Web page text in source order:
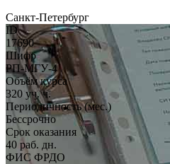
Санкт-Петербург
ID
17690
Шифр
РП-МГУ-4
Объём курса
320 уч. ч.
Периодичность (мес.)
Бессрочно
Срок оказания
40 раб. дн.
ФИС ФРДО